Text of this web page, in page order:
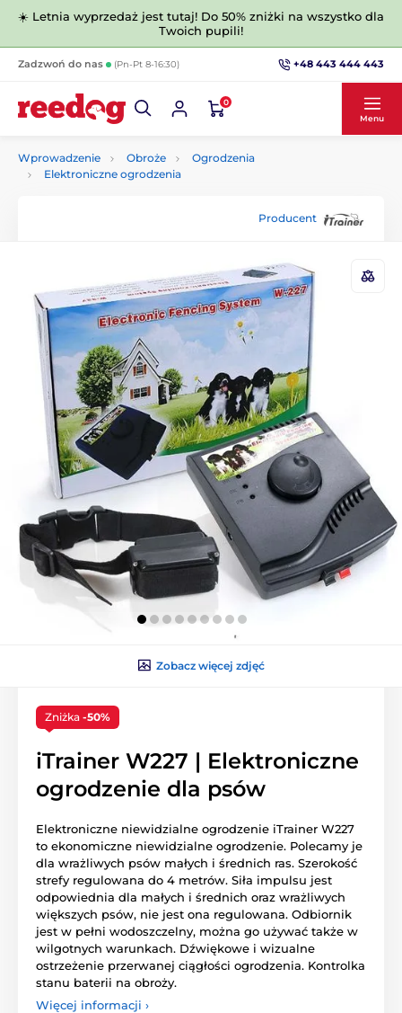
☀️ Letnia wyprzedaż jest tutaj! Do 50% zniżki na wszystko dla
Twoich pupili!
Zadzwoń do nas (Pn-Pt 8-16:30) +48 443 444 443
0
Menu
Wprowadzenie Obroże
Ogrodzenia
Elektroniczne ogrodzenia
Producent
Zobacz więcej zdjęć
Zniżka -50%
iTrainer W227 | Elektroniczne
ogrodzenie dla psów
Elektroniczne niewidzialne ogrodzenie iTrainer W227
to ekonomiczne niewidzialne ogrodzenie. Polecamy je
dla wrażliwych psów małych i średnich ras. Szerokość
strefy regulowana do 4 metrów. Siła impulsu jest
odpowiednia dla małych i średnich oraz wrażliwych
większych psów, nie jest ona regulowana. Odbiornik
jest w pełni wodoszczelny, można go używać także w
wilgotnych warunkach. Dźwiękowe i wizualne
ostrzeżenie przerwanej ciągłości ogrodzenia. Kontrolka
stanu baterii na obroży.
Więcej informacji ›